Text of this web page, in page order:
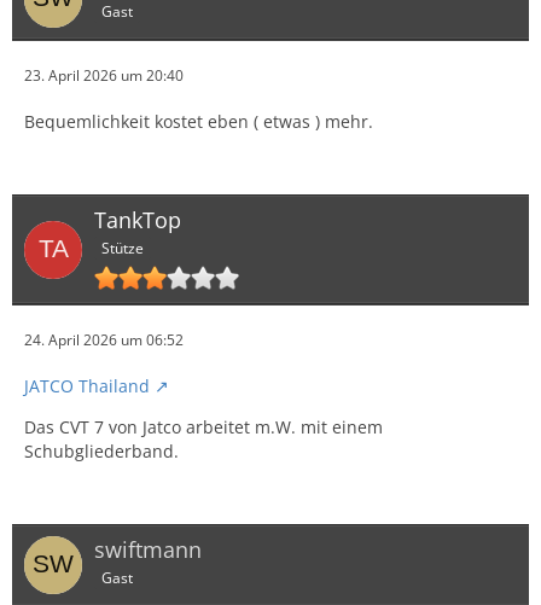
Gast
23. April 2026 um 20:40
Bequemlichkeit kostet eben ( etwas ) mehr.
TankTop
Stütze
24. April 2026 um 06:52
JATCO Thailand
Das CVT 7 von Jatco arbeitet m.W. mit einem
Schubgliederband.
swiftmann
Gast